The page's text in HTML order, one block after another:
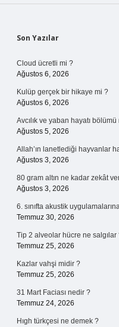
Sidebar
Son Yazılar
Cloud ücretli mi ?
Ağustos 6, 2026
Kulüp gerçek bir hikaye mi ?
Ağustos 6, 2026
Avcılık ve yaban hayatı
Ağustos 5, 2026
Allah’ın lanetlediği hayvanlar
Ağustos 3, 2026
80 gram altın ne kadar zekât
Ağustos 3, 2026
6. sınıfta akustik
Temmuz 30, 2026
Tip 2 alveolar hücre ne salgılar
Temmuz 25, 2026
Kazlar vahşi midir ?
Temmuz 25, 2026
31 Mart Faciası nedir ?
Temmuz 24, 2026
Hıgh türkçesi ne demek ?